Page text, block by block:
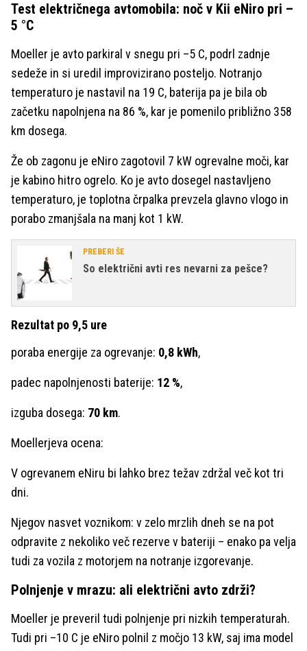
Test električnega avtomobila: noč v Kii eNiro pri –
5 °C
Moeller je avto parkiral v snegu pri –5 C, podrl zadnje
sedeže in si uredil improvizirano posteljo. Notranjo
temperaturo je nastavil na 19 C, baterija pa je bila ob
začetku napolnjena na 86 %, kar je pomenilo približno 358
km dosega.
Že ob zagonu je eNiro zagotovil 7 kW ogrevalne moči, kar
je kabino hitro ogrelo. Ko je avto dosegel nastavljeno
temperaturo, je toplotna črpalka prevzela glavno vlogo in
porabo zmanjšala na manj kot 1 kW.
PREBERI ŠE
So električni avti res nevarni za pešce?
Rezultat po 9,5 ure
poraba energije za ogrevanje: 0,8 kWh,
padec napolnjenosti baterije: 12 %,
izguba dosega: 70 km.
Moellerjeva ocena:
V ogrevanem eNiru bi lahko brez težav zdržal več kot tri
dni.
Njegov nasvet voznikom: v zelo mrzlih dneh se na pot
odpravite z nekoliko več rezerve v bateriji – enako pa velja
tudi za vozila z motorjem na notranje izgorevanje.
Polnjenje v mrazu: ali električni avto zdrži?
Moeller je preveril tudi polnjenje pri nizkih temperaturah.
Tudi pri –10 C je eNiro polnil z močjo 13 kW, saj ima model